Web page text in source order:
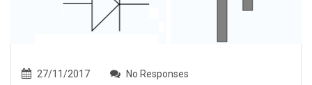
27/11/2017 No Responses